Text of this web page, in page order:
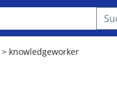
> knowledgeworker